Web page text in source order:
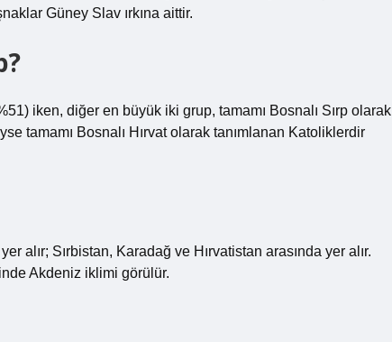
Güney Slav ırkına aittir.
iken, diğer en büyük iki grup, tamamı Bosnalı Sırp olarak
tamamı Bosnalı Hırvat olarak tanımlanan Katoliklerdir
alır; Sırbistan, Karadağ ve Hırvatistan arasında yer alır.
Akdeniz iklimi görülür.